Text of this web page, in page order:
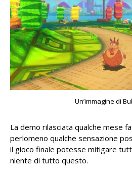
Un’immagine di
La demo rilasciata qualche mese
perlomeno qualche sensazione
il gioco finale potesse mitigare
niente di tutto questo.